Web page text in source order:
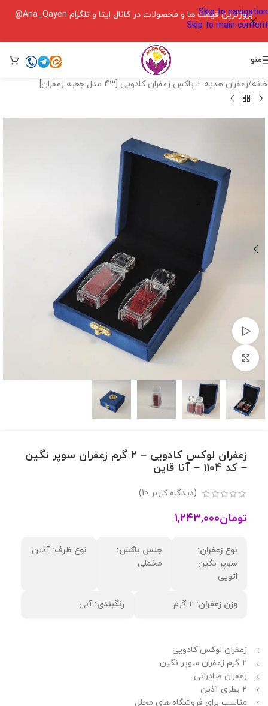
Skip to navigation
Skip to main content
بروزترین قیمت ها و محصولات در کانال ایتا و تلگرام Ana_Qayen@
منو
خانه/زعفران هدیه + باکس زعفران کادویی [43 مدل جعبه زعفران]
مشاهده ویدئو
برای بزرگنمایی کلیک کنید
زعفران لوکس کادویی – 2 گرم زعفران سوپر نگین
– کد 1104 – آنا قاین
(دیدگاه کاربر 10
)
تومان1,243,000
نوع زعفران:
سوپر نگین
اتویی
جنس باکس:
مخملی
نوع ظرف: آذین
وزن زعفران: رنگبندی: آبی
زعفران لوکس کادویی
2 گرم زعفران سوپر نگین
زعفران صادراتی
2 بطری آذین
مناسب برای فروشگاه های مجلل